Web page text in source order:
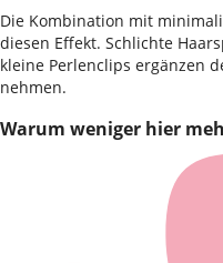
Die Kombination mit
diesen Effekt. Schlichte
kleine Perlenclips ergänzen
nehmen.
Warum weniger hier